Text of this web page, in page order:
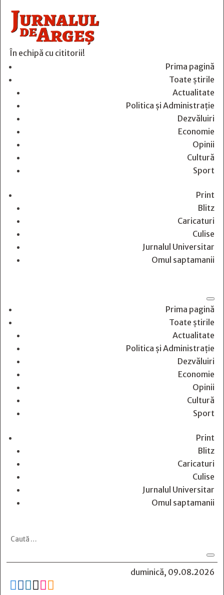
În echipă cu cititorii!
Prima pagină
Toate știrile
Actualitate
Politica și Administrație
Dezvăluiri
Economie
Opinii
Cultură
Sport
Print
Blitz
Caricaturi
Culise
Jurnalul Universitar
Omul saptamanii
Prima pagină
Toate știrile
Actualitate
Politica și Administrație
Dezvăluiri
Economie
Opinii
Cultură
Sport
Print
Blitz
Caricaturi
Culise
Jurnalul Universitar
Omul saptamanii
duminică, 09.08.2026
     